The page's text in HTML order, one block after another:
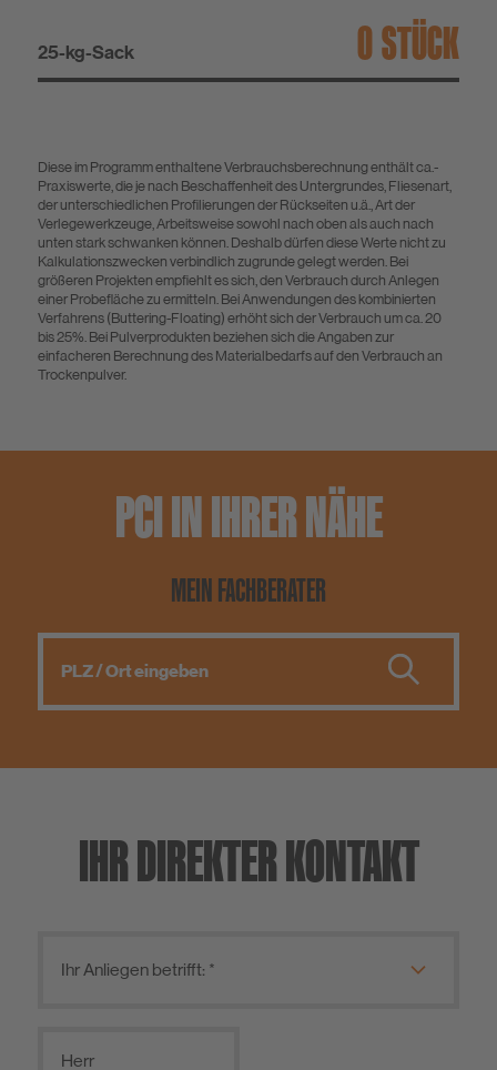
25-kg-Sack STÜCK
Diese im Programm enthaltene Verbrauchsberechnung enthält ca.-
Praxiswerte, die je nach Beschaffenheit des Untergrundes, Fliesenart,
der unterschiedlichen Profilierungen der Rückseiten u.ä., Art der
Verlegewerkzeuge, Arbeitsweise sowohl nach oben als auch nach
unten stark schwanken können. Deshalb dürfen diese Werte nicht zu
Kalkulationszwecken verbindlich zugrunde gelegt werden. Bei
größeren Projekten empfiehlt es sich, den Verbrauch durch Anlegen
einer Probefläche zu ermitteln. Bei Anwendungen des kombinierten
Verfahrens (Buttering-Floating) erhöht sich der Verbrauch um ca. 20
bis 25%. Bei Pulverprodukten beziehen sich die Angaben zur
einfacheren Berechnung des Materialbedarfs auf den Verbrauch an
Trockenpulver.
PCI IN IHRER NÄHE
MEIN FACHBERATER
IHR DIREKTER KONTAKT
Herr